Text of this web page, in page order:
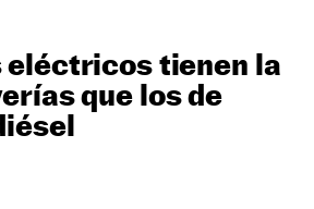
eléctricos tienen la
que los de